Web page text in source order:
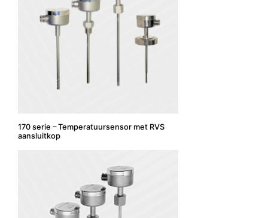
170 serie – Temperatuursensor met RVS
aansluitkop